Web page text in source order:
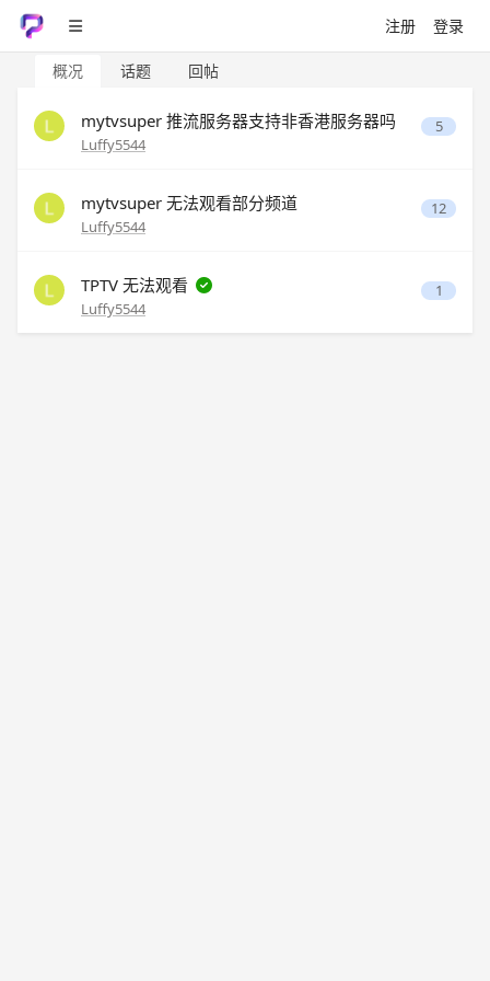
注册 登录
概况 话题 回帖
mytvsuper 推流服务器支持非香港服务器吗
Luffy5544
5
mytvsuper 无法观看部分频道
Luffy5544
12
TPTV 无法观看
Luffy5544
1